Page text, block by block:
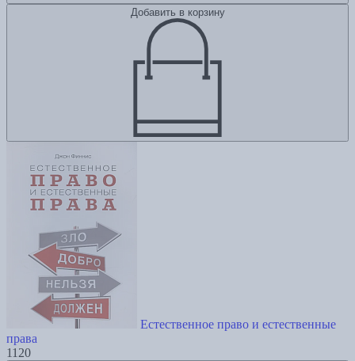
Добавить в корзину
Естественное право и естественные
права
1120